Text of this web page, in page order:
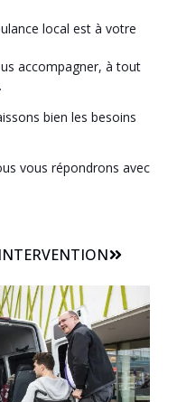
local est à votre
accompagner, à tout
bien les besoins
vous répondrons avec